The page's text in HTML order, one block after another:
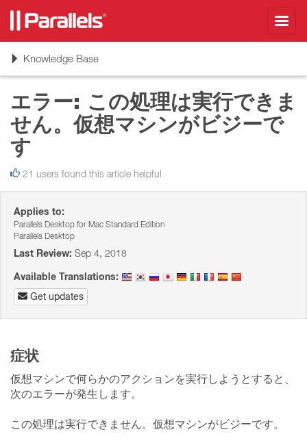
ToggleKnowledge Base
エラー: この処理は実行できま
せん。仮想マシンがビジーで
す
21 users found this article helpful
Applies to:
Parallels Desktop for Mac Standard Edition
Parallels Desktop
Last Review: Sep 4, 2018
Available Translations:
Get updates
症状
仮想マシンで何らかのアクションを実行しようとすると、
次のエラーが発生します。
この処理は実行できません。仮想マシンがビジーです。